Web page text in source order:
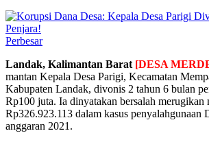
Perbesar
Landak, Kalimantan Barat [DESA
mantan Kepala Desa Parigi, Kecamatan
Kabupaten Landak, divonis 2 tahun 6 bulan
Rp100 juta. Ia dinyatakan bersalah merugikan
Rp326.923.113 dalam kasus penyalahgunaan
anggaran 2021.